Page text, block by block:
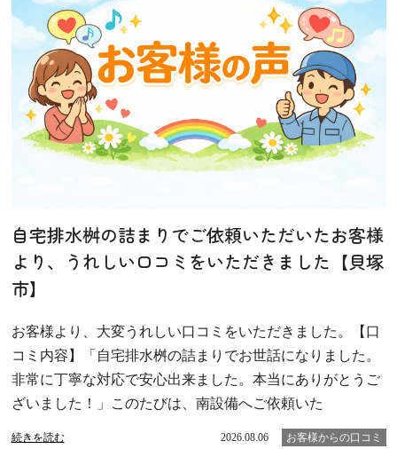
自宅排水桝の詰まりでご依頼いただいたお客様
より、うれしい口コミをいただきました【貝塚
市】
お客様より、大変うれしい口コミをいただきました。【口
コミ内容】「自宅排水桝の詰まりでお世話になりました。
非常に丁寧な対応で安心出来ました。本当にありがとうご
ざいました！」このたびは、南設備へご依頼いた
続きを読む 2026.08.06 お客様からの口コミ